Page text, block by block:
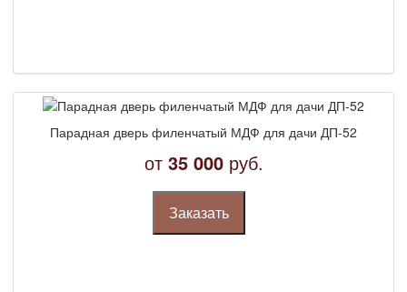
Парадная дверь филенчатый МДФ для дачи ДП-52
от 35 000 руб.
Заказать